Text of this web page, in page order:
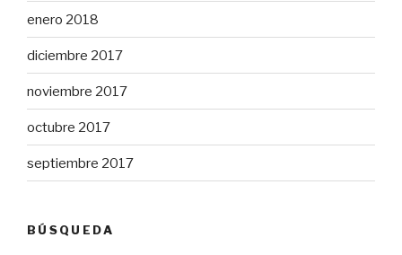
enero 2018
diciembre 2017
noviembre 2017
octubre 2017
septiembre 2017
BÚSQUEDA